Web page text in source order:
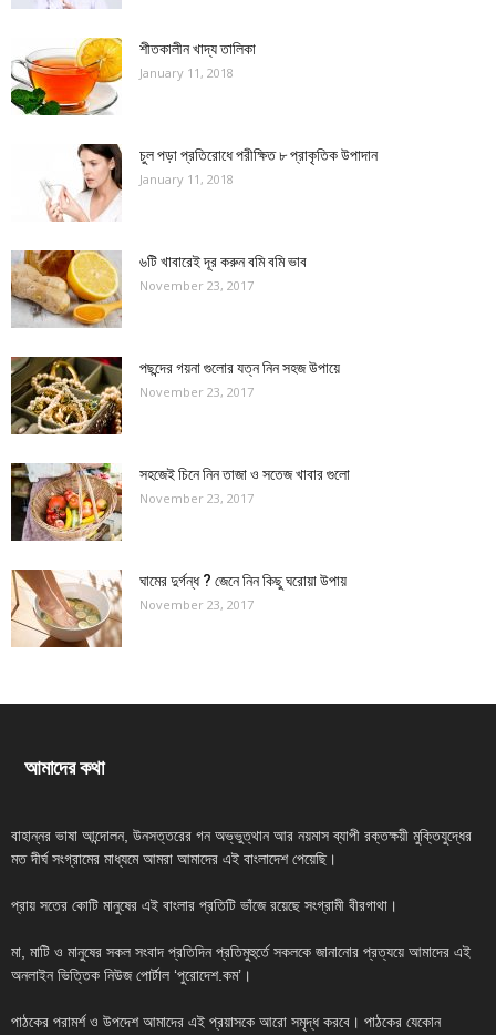
শীতকালীন খাদ্য তালিকা
January 11, 2018
চুল পড়া প্রতিরোধে পরীক্ষিত ৮ প্রাকৃতিক উপাদান
January 11, 2018
৬টি খাবারেই দূর করুন বমি বমি ভাব
November 23, 2017
পছন্দের গয়না গুলোর যত্ন নিন সহজ উপায়ে
November 23, 2017
সহজেই চিনে নিন তাজা ও সতেজ খাবার গুলো
November 23, 2017
ঘামের দুর্গন্ধ ? জেনে নিন কিছু ঘরোয়া উপায়
November 23, 2017
আমাদের কথা
বাহান্নর ভাষা আন্দোলন, উনসত্তরের গন অভ্ভুত্থান আর নয়মাস ব্যাপী রক্তক্ষয়ী মুক্তিযুদ্ধের
মত দীর্ঘ সংগ্রামের মাধ্যমে আমরা আমাদের এই বাংলাদেশ পেয়েছি।
প্রায় সতের কোটি মানুষের এই বাংলার প্রতিটি ভাঁজে রয়েছে সংগ্রামী বীরগাথা।
মা, মাটি ও মানুষের সকল সংবাদ প্রতিদিন প্রতিমুহুর্তে সকলকে জানানোর প্রত্যয়ে আমাদের এই
অনলাইন ভিত্তিক নিউজ পোর্টাল ‘পুরোদেশ.কম’।
পাঠকের পরামর্শ ও উপদেশ আমাদের এই প্রয়াসকে আরো সমৃদ্ধ করবে। পাঠকের যেকোন